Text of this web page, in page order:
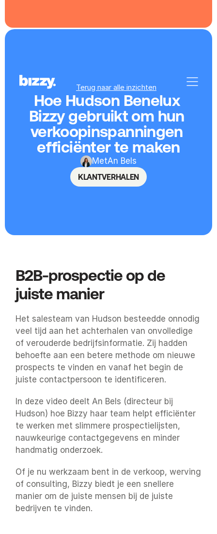
Terug naar alle inzichten
Hoe Hudson Benelux
Bizzy gebruikt om hun
verkoopinspanningen
efficiënter te maken
MetAn Bels
KLANTVERHALEN
B2B-prospectie op de
juiste manier
Het salesteam van Hudson besteedde onnodig
veel tijd aan het achterhalen van onvolledige
of verouderde bedrijfsinformatie. Zij hadden
behoefte aan een betere methode om nieuwe
prospects te vinden en vanaf het begin de
juiste contactpersoon te identificeren.
In deze video deelt An Bels (directeur bij
Hudson) hoe Bizzy haar team helpt efficiënter
te werken met slimmere prospectielijsten,
nauwkeurige contactgegevens en minder
handmatig onderzoek.
Of je nu werkzaam bent in de verkoop, werving
of consulting, Bizzy biedt je een snellere
manier om de juiste mensen bij de juiste
bedrijven te vinden.